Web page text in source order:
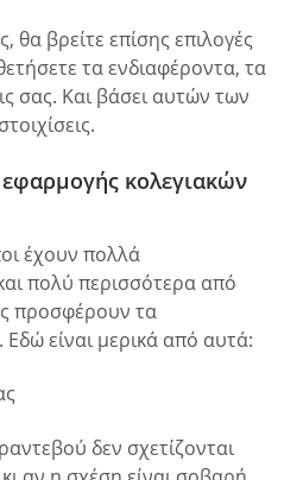
θα βρείτε επίσης επιλογές
τα ενδιαφέροντα, τα
σας. Και βάσει αυτών των
κολεγιακών
έχουν πολλά
πολύ περισσότερα από
προσφέρουν τα
είναι μερικά από αυτά:
δεν σχετίζονται